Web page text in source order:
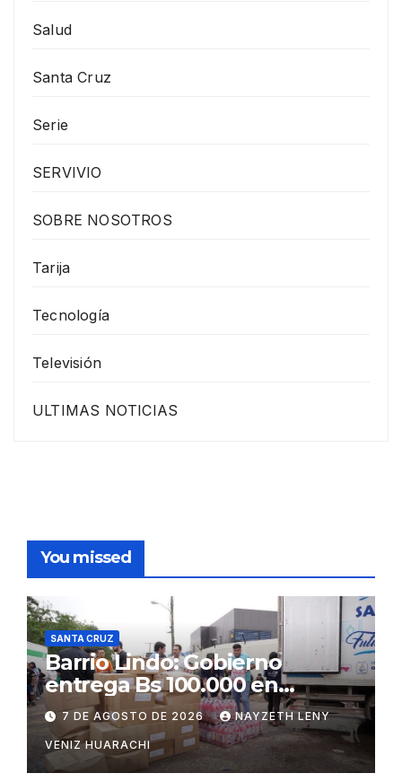
Salud
Santa Cruz
Serie
SERVIVIO
SOBRE NOSOTROS
Tarija
Tecnología
Televisión
ULTIMAS NOTICIAS
You missed
SANTA CRUZ
Barrio Lindo: Gobierno
entrega Bs 100.000 en
insumos para afectados
7 DE AGOSTO DE 2026 NAYZETH LENY
VENIZ HUARACHI